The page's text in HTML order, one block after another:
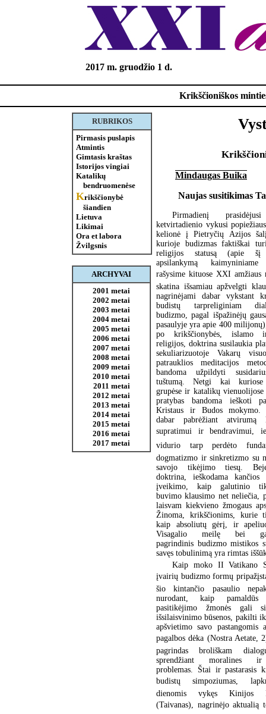
2017 m. gruodžio 1 d.
Krikščioniškos
RUBRIKOS
Pirmasis puslapis
Atmintis
Gimtasis kraštas
Istorijos vingiai
Katalikų
bendruomenėse
Krikščionybė
šiandien
Lietuva
Likimai
Ora et labora
Žvilgsnis
ARCHYVAI
2001 metai
2002 metai
2003 metai
2004 metai
2005 metai
2006 metai
2007 metai
2008 metai
2009 metai
2010 metai
2011 metai
2012 metai
2013 metai
2014 metai
2015 metai
2016 metai
2017 metai
Mindaugas Buika
Naujas susitikimas
Pirmadienį
ketvirtadienio vykusi
kelionė į Pietryčių Azijos
kurioje budizmas faktiškai
religijos statusą (apie
apsilankymą kaimyniniame
rašysime kituose XXI amžiaus
skatina išsamiau apžvelgti
nagrinėjami dabar vykstant
budistų tarpreliginiam
budizmo, pagal išpažinėjų
pasaulyje yra apie 400
po krikščionybės, islamo
religijos, doktrina susilaukia
sekuliarizuotoje Vakarų
patrauklios meditacijos
bandoma užpildyti
tuštumą. Netgi kai kuriose
grupėse ir katalikų vienuolijose
pratybas bandoma ieškoti
Kristaus ir Budos mokymo.
dabar pabrėžiant
supratimui ir bendravimui,
vidurio tarp perdėto
dogmatizmo ir sinkretizmo su
savojo tikėjimo tiesų.
doktrina, ieškodama
įveikimo, kaip galutinio
buvimo klausimo net neliečia,
laisvam kiekvieno žmogaus
Žinoma, krikščionims, kurie
kaip absoliutų gėrį, ir
Visagalio meilę bei
pagrindinis budizmo mistikos
savęs tobulinimą yra rimtas
Kaip moko II Vatikano
įvairių budizmo formų
šio kintančio pasaulio
nurodant, kaip
pasitikėjimo žmonės gali
išsilaisvinimo būsenos, pakilti
apšvietimo savo pastangomis
pagalbos dėka (Nostra
pagrindas broliškam
sprendžiant moralines ir
problemas. Štai ir pastarasis
budistų simpoziumas,
dienomis vykęs Kinijos
(Taivanas), nagrinėjo aktualią